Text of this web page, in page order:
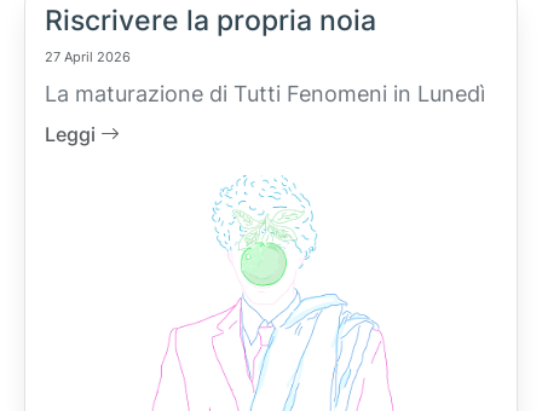
Riscrivere la propria noia
27 April 2026
La maturazione di Tutti Fenomeni in Lunedì
Leggi